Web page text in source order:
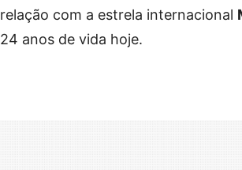
relação com a estrela internacional
24 anos de vida hoje.